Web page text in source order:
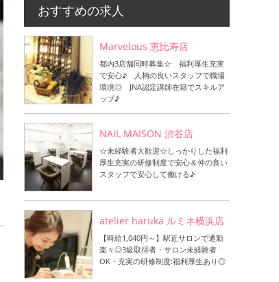
おすすめの求人
Marvelous 恵比寿店
都内3店舗同時募集☆ 福利厚生充実
で安心♪ 人柄の良いスタッフで職場
環境◎ JNA認定講師在籍でスキルア
ップ♪
NAIL MAISON 渋谷店
☆未経験者大歓迎☆しっかりした福利
厚生充実の研修制度で安心＆仲の良い
スタッフで安心して働ける♪
atelier haruka ルミネ横浜店
【時給1,040円～】駅近サロンで通勤
楽々◎3級取得者・サロン未経験者
OK・充実の研修制度:福利厚生あり◎